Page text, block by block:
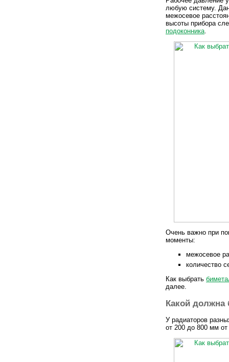
любую систему.
межосевое
высоты прибора
подоконника
Очень важно при
моменты:
межосевое
количество
Как выбрать
далее.
Какой должна
У радиаторов
от 200 до 800 мм от